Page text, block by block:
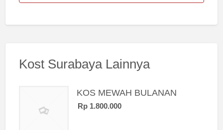
Kost Surabaya Lainnya
KOS MEWAH BULANAN
Rp 1.800.000